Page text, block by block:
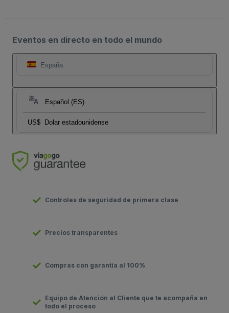
Eventos en directo en todo el mundo
España
Español (ES)
US$ Dolar estadounidense
Controles de seguridad de primera clase
Precios transparentes
Compras con garantía al 100%
Equipo de Atención al Cliente que te acompaña en
todo el proceso